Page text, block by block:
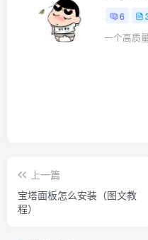
6
一个高质
上一篇
宝塔面板怎么安装（图文教
程）